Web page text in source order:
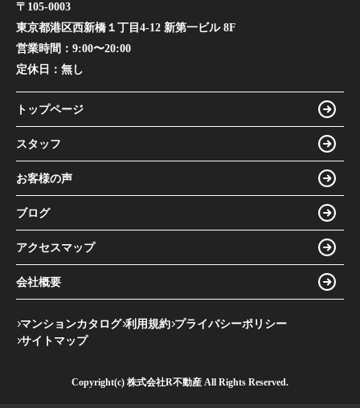
〒105-0003
東京都港区西新橋１丁目4-12 新第一ビル 8F
営業時間： 9:00〜20:00
定休日： 無し
トップページ
スタッフ
お客様の声
ブログ
アクセスマップ
会社概要
マンションカタログ 利用規約 プライバシーポリシー
サイトマップ
Copyright(c) 株式会社R不動産 All Rights Reserved.